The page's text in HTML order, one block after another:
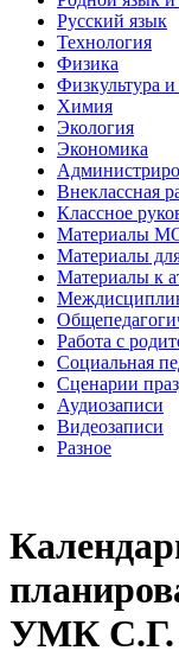
Русский язык
Технология
Физика
Физкультура и
Химия
Экология
Экономика
Внеклассная
Классное
Материалы
Материалы
Материалы к
Работа с
Социальная
Сценарии
Аудиозаписи
Видеозаписи
Разное
УМК С.Г.